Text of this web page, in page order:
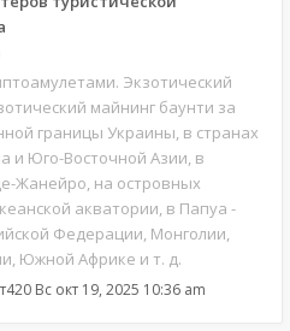
Экзотический
майнинг баунти за
границы Украины, в странах
и Юго-Восточной Азии, в
Жанейро, на островных
акватории, в Папуа -
Федерации, Монголии,
Южной Африке и т. д.
Вс окт 19, 2025 10:36 am